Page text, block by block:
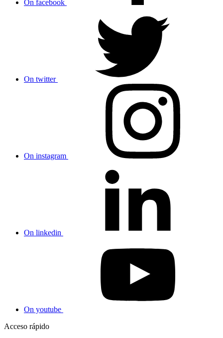
On facebook
On twitter
On instagram
On linkedin
On youtube
Acceso rápido